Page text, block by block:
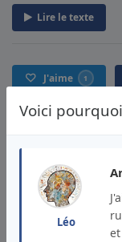
Voici
Léo
Lire le texte
J'aime 1
Recommander